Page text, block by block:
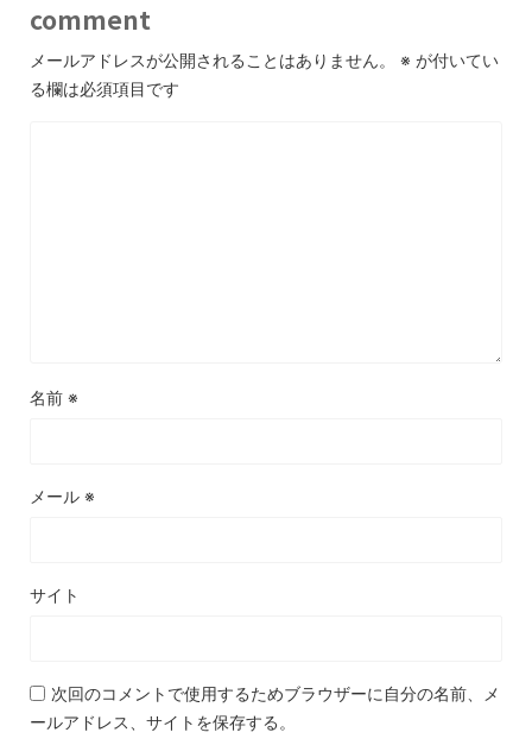
comment
メールアドレスが公開されることはありません。 ※ が付いてい
る欄は必須項目です
名前 ※
メール ※
サイト
次回のコメントで使用するためブラウザーに自分の名前、メ
ールアドレス、サイトを保存する。